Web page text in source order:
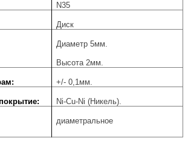
N35
Диск
Диаметр 5мм.
Высота 2мм.
+/- 0,1мм.
Ni-Cu-Ni (Никель).
диаметральное